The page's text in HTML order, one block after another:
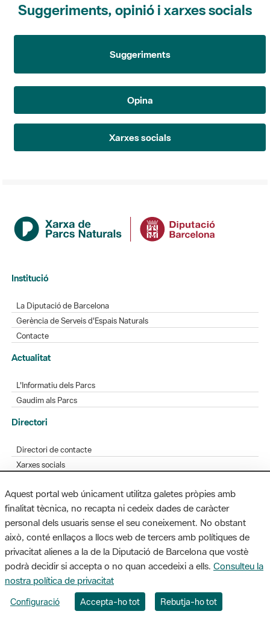
Suggeriments, opinió i xarxes socials
Suggeriments
Opina
Xarxes socials
Institució
La Diputació de Barcelona
Gerència de Serveis d'Espais Naturals
Contacte
Actualitat
L'Informatiu dels Parcs
Gaudim als Parcs
Directori
Directori de contacte
Xarxes socials
Bústia de suggeriments
Opineu sobre els parcs
MAPA WEB AVÍS LEGAL ACCESSIBILITAT
Diputació de Barcelona. Edifici Llacuna, 1a planta. Badajoz, 49. 08005
Barcelona. Tel. 934 022 428 / xarxaparcs@diba.cat
Aquest portal web únicament utilitza galetes pròpies amb
finalitat tècnica, no recapta ni cedeix dades de caràcter
personal dels usuaris sense el seu coneixement. No obstant
això, conté enllaços a llocs web de tercers amb polítiques de
privacitat alienes a la de la Diputació de Barcelona que vostè
podrà decidir si accepta o no quan accedeixi a ells. Consulteu la
nostra política de privacitat
Configuració Accepta-ho tot Rebutja-ho tot